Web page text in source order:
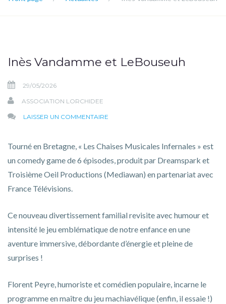
Inès Vandamme et LeBouseuh
29/05/2026
ASSOCIATION LORCHIDEE
LAISSER UN COMMENTAIRE
LEBOUSEUH
Tourné en Bretagne, « Les Chaises Musicales Infernales » est
un comedy game de 6 épisodes, produit par Dreamspark et
Troisième Oeil Productions (Mediawan) en partenariat avec
France Télévisions.
Ce nouveau divertissement familial revisite avec humour et
intensité le jeu emblématique de notre enfance en une
aventure immersive, débordante d’énergie et pleine de
surprises !
Florent Peyre, humoriste et comédien populaire, incarne le
programme en maître du jeu machiavélique (enfin, il essaie !)